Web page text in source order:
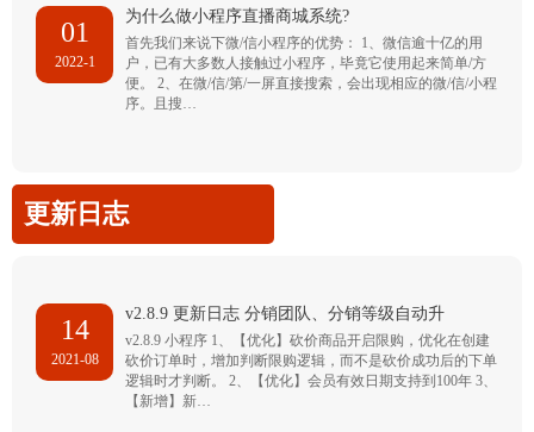
01
2022-1
为什么做小程序直播商城系统?
首先我们来说下微/信小程序的优势： 1、微信逾十亿的用
户，已有大多数人接触过小程序，毕竟它使用起来简单/方
便。 2、在微/信/第/一屏直接搜索，会出现相应的微/信/小程
序。且搜…
更新日志
14
2021-08
v2.8.9 更新日志 分销团队、分销等级自动升
v2.8.9 小程序 1、【优化】砍价商品开启限购，优化在创建
砍价订单时，增加判断限购逻辑，而不是砍价成功后的下单
逻辑时才判断。 2、【优化】会员有效日期支持到100年 3、
【新增】新…